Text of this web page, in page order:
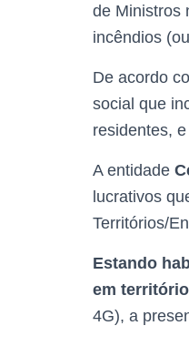
de Ministros
incêndios
De acordo
social que
residentes,
A entidade
lucrativos
Territórios/
Estando
em
4G), a